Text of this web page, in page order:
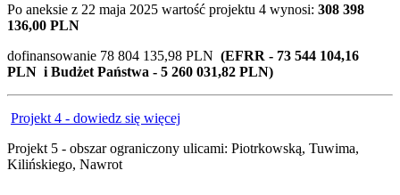
Po aneksie z 22 maja 2025 wartość projektu 4 wynosi: 308 398
136,00 PLN
dofinansowanie 78 804 135,98 PLN (EFRR - 73 544 104,16
PLN i Budżet Państwa - 5 260 031,82 PLN)
Projekt 4 - dowiedz się więcej
Projekt 5 - obszar ograniczony ulicami: Piotrkowską, Tuwima,
Kilińskiego, Nawrot